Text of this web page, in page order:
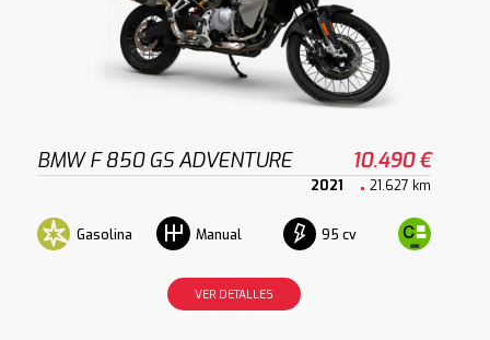
BMW F 850 GS ADVENTURE 10.490 €
2021 21.627 km
Gasolina Manual 95 cv
VER DETALLES